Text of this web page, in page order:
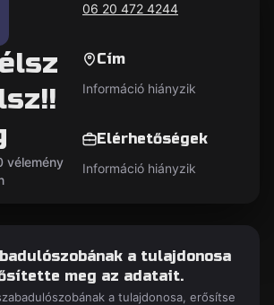
vélemény
06 20 472 4244
Cím
Információ hiányzik
Elérhetőségek
Információ hiányzik
a tulajdonosa
meg az adatait.
a tulajdonosa, erősítse